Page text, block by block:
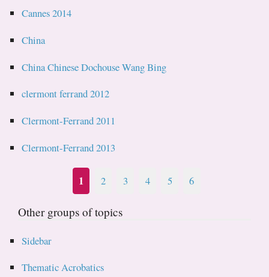
Cannes 2014
China
China Chinese Dochouse Wang Bing
clermont ferrand 2012
Clermont-Ferrand 2011
Clermont-Ferrand 2013
1 2 3 4 5 6
Other groups of topics
Sidebar
Thematic Acrobatics